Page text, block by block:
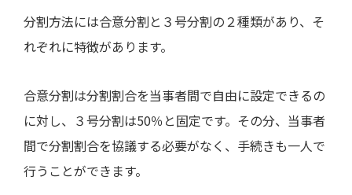
分割方法には合意分割と３号分割の２種類があり、そ
れぞれに特徴があります。
合意分割は分割割合を当事者間で自由に設定できるの
に対し、３号分割は50％と固定です。その分、当事者
間で分割割合を協議する必要がなく、手続きも一人で
行うことができます。